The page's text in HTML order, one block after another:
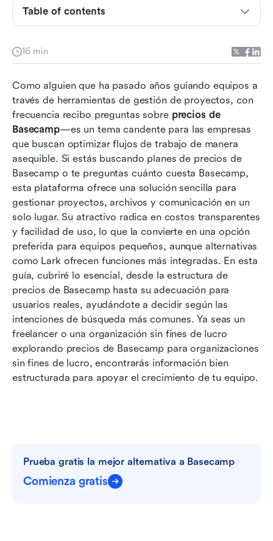
16 min
Como alguien que ha pasado años guiando equipos a
través de herramientas de gestión de proyectos, con
frecuencia recibo preguntas sobre precios de
Basecamp—es un tema candente para las empresas
que buscan optimizar flujos de trabajo de manera
asequible. Si estás buscando planes de precios de
Basecamp o te preguntas cuánto cuesta Basecamp,
esta plataforma ofrece una solución sencilla para
gestionar proyectos, archivos y comunicación en un
solo lugar. Su atractivo radica en costos transparentes
y facilidad de uso, lo que la convierte en una opción
preferida para equipos pequeños, aunque alternativas
como Lark ofrecen funciones más integradas. En esta
guía, cubriré lo esencial, desde la estructura de
precios de Basecamp hasta su adecuación para
usuarios reales, ayudándote a decidir según las
intenciones de búsqueda más comunes. Ya seas un
freelancer o una organización sin fines de lucro
explorando precios de Basecamp para organizaciones
sin fines de lucro, encontrarás información bien
estructurada para apoyar el crecimiento de tu equipo.
Prueba gratis la mejor alternativa a Basecamp
Comienza gratis
Table of contents
Descuentos en precios de Basecamp, planes
¿En qué se diferencia Basecamp de otros
programas de gestión de proyectos?
Pros y contras de Basecamp
Una alternativa poderosa y rentable a Basecamp
Más reflexiones sobre los precios de Basecamp
Conclusión
Preguntas frecuentes
Lecturas relacionadas